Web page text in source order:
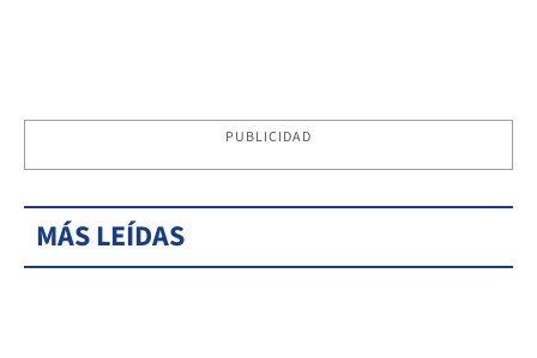
PUBLICIDAD
MÁS LEÍDAS